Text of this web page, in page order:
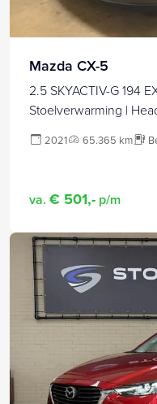
Mazda CX-5
2.5 SKYACTIV-G 194
Stoelverwarming |
2021 65.365 km
va. € 501,- p/m